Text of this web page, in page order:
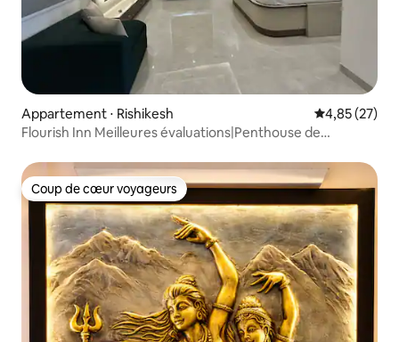
Appartement ⋅ Rishikesh Évaluation
4,85 (27)
Flourish Inn Meilleures évaluations|Penthouse de
Coup de cœur voyageurs
Coup de cœur voyageurs